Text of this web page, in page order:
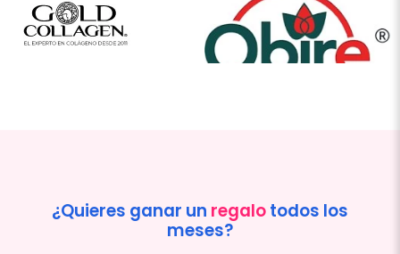
¿Quieres ganar un regalotodos los
meses?